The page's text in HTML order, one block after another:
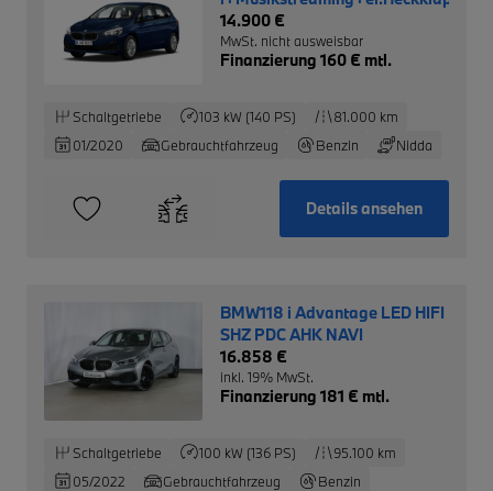
14.900 €
MwSt. nicht ausweisbar
Finanzierung 160 € mtl.
Schaltgetriebe 103 kW (140 PS)
81.000 km
01/2020
Gebrauchtfahrzeug Benzin Nidda
Details ansehen
BMW118 i Advantage LED HIFI
SHZ PDC AHK NAVI
16.858 €
inkl. 19% MwSt.
Finanzierung 181 € mtl.
Schaltgetriebe 100 kW (136 PS)
95.100 km
05/2022
Gebrauchtfahrzeug
Benzin